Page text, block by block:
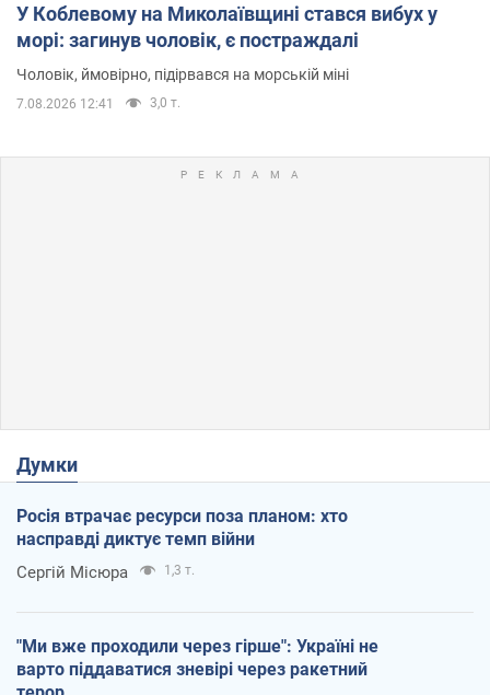
У Коблевому на Миколаївщині стався вибух у
морі: загинув чоловік, є постраждалі
Чоловік, ймовірно, підірвався на морській міні
7.08.2026 12:41 3,0 т.
Думки
Росія втрачає ресурси поза планом: хто
насправді диктує темп війни
Сергій Місюра 1,3 т.
"Ми вже проходили через гірше": Україні не
варто піддаватися зневірі через ракетний